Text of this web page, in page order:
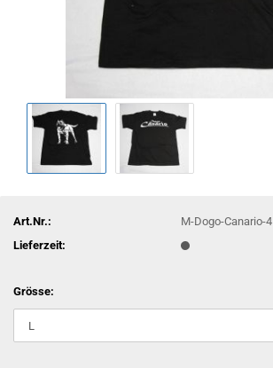
Art.Nr.:
M-Dogo-Canario-4
Lieferzeit:
Grösse: